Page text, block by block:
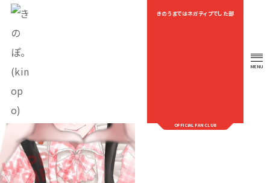
きのうまではネガティブでした部
OFFICIAL FAN CLUB
MENU